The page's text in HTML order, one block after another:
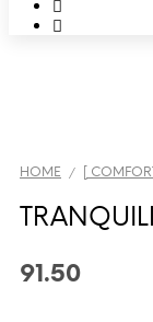
HOME / [
91.50